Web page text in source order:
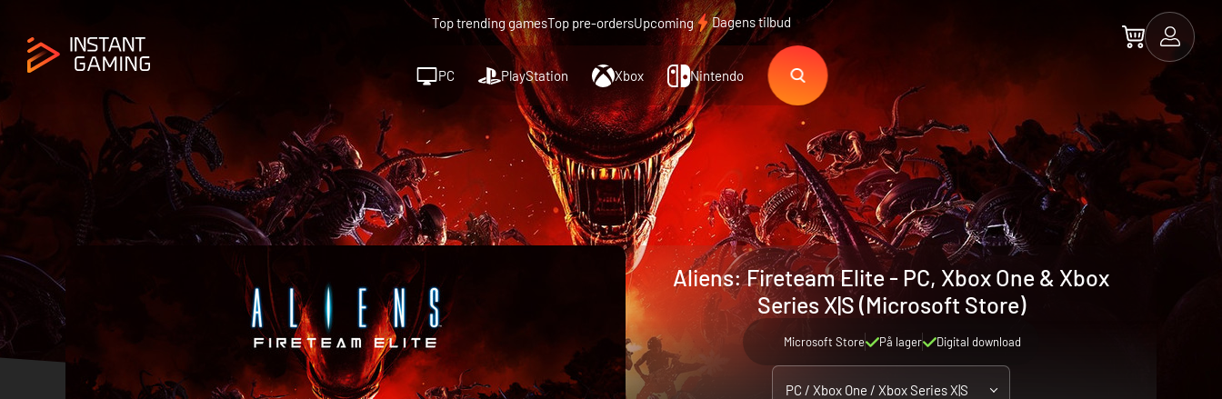
Top trending gamesTop pre-ordersUpcoming Dagens tilbud
PC PlayStation Xbox Nintendo
Aliens: Fireteam Elite - PC, Xbox One & Xbox
Series X|S (Microsoft Store)
Microsoft Store På lager Digital download
PC / Xbox One / Xbox Series X|S